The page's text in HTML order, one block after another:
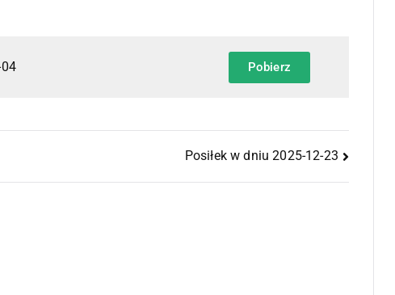
Pobierz
Posiłek w dniu 2025-12-23